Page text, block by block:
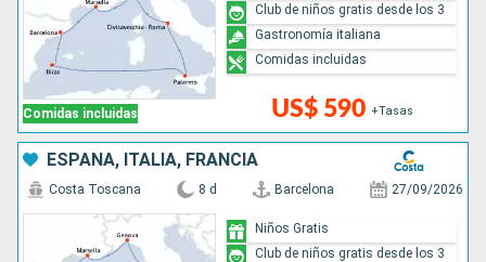
Comidas incluidas US$ 590 +Tasas
Club de niños gratis desde los 3
Gastronomía italiana
Comidas incluidas
ESPAÑA, ITALIA, FRANCIA
Costa Toscana 8 d Barcelona 27/09/2026
Niños Gratis
Club de niños gratis desde los 3